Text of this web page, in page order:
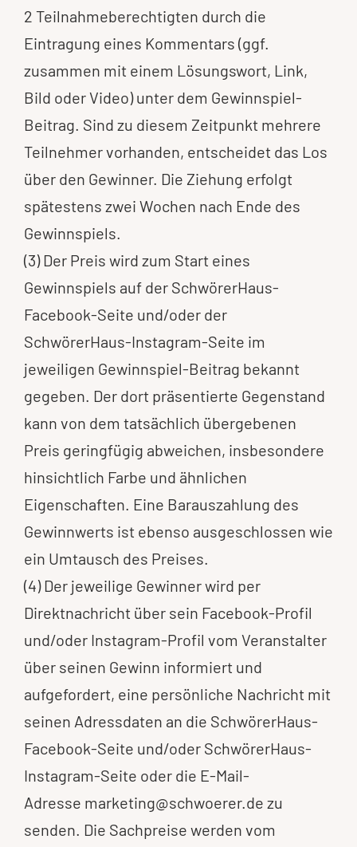
2 Teilnahmeberechtigten durch die
Eintragung eines Kommentars (ggf.
zusammen mit einem Lösungswort, Link,
Bild oder Video) unter dem Gewinnspiel-
Beitrag. Sind zu diesem Zeitpunkt mehrere
Teilnehmer vorhanden, entscheidet das Los
über den Gewinner. Die Ziehung erfolgt
spätestens zwei Wochen nach Ende des
Gewinnspiels.
(3) Der Preis wird zum Start eines
Gewinnspiels auf der SchwörerHaus-
Facebook-Seite und/oder der
SchwörerHaus-Instagram-Seite im
jeweiligen Gewinnspiel-Beitrag bekannt
gegeben. Der dort präsentierte Gegenstand
kann von dem tatsächlich übergebenen
Preis geringfügig abweichen, insbesondere
hinsichtlich Farbe und ähnlichen
Eigenschaften. Eine Barauszahlung des
Gewinnwerts ist ebenso ausgeschlossen wie
ein Umtausch des Preises.
(4) Der jeweilige Gewinner wird per
Direktnachricht über sein Facebook-Profil
und/oder Instagram-Profil vom Veranstalter
über seinen Gewinn informiert und
aufgefordert, eine persönliche Nachricht mit
seinen Adressdaten an die SchwörerHaus-
Facebook-Seite und/oder SchwörerHaus-
Instagram-Seite oder die E-Mail-
Adresse marketing@schwoerer.de zu
senden. Die Sachpreise werden vom